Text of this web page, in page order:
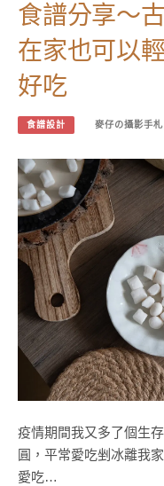
食譜分享～
在家也可以
好吃
食譜設計 麥仔の攝影手札
疫情期間我又多了個生
圓，平常愛吃剉冰離我
愛吃…